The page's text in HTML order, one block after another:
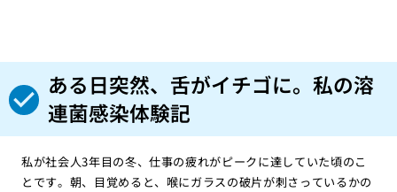
ある日突然、舌がイチゴに。私の溶
連菌感染体験記
私が社会人3年目の冬、仕事の疲れがピークに達していた頃のこ
とです。朝、目覚めると、喉にガラスの破片が刺さっているかの